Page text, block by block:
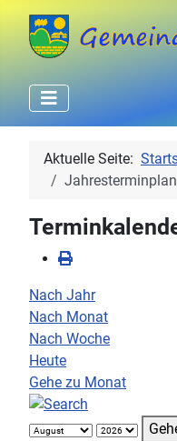
Aktuelle Seite:
Jahresterminplan
Nach Jahr
Nach Monat
Nach Woche
Heute
Gehe zu Monat